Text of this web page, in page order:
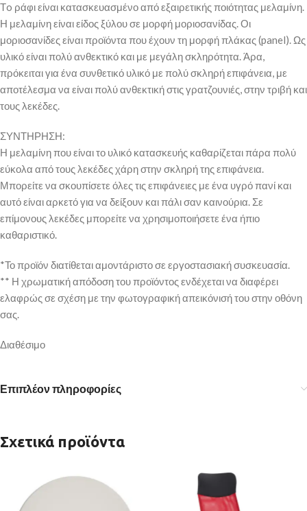
Τo ράφι είναι κατασκευασμένο από εξαιρετικής ποιότητας μελαμίνη.
Η μελαμίνη είναι είδος ξύλου σε μορφή μοριοσανίδας. Οι
μοριοσανίδες είναι προϊόντα που έχουν τη μορφή πλάκας (panel). Ως
υλικό είναι πολύ ανθεκτικό και με μεγάλη σκληρότητα. Άρα,
πρόκειται για ένα συνθετικό υλικό με πολύ σκληρή επιφάνεια, με
αποτέλεσμα να είναι πολύ ανθεκτική στις γρατζουνιές, στην τριβή και
τους λεκέδες.
ΣΥΝΤΗΡΗΣΗ:
Η μελαμίνη που είναι το υλικό κατασκευής καθαρίζεται πάρα πολύ
εύκολα από τους λεκέδες χάρη στην σκληρή της επιφάνεια.
Μπορείτε να σκουπίσετε όλες τις επιφάνειες με ένα υγρό πανί και
αυτό είναι αρκετό για να δείξουν και πάλι σαν καινούρια. Σε
επίμονους λεκέδες μπορείτε να χρησιμοποιήσετε ένα ήπιο
καθαριστικό.
*Το προϊόν διατίθεται αμοντάριστο σε εργοστασιακή συσκευασία.
** Η χρωματική απόδοση του προϊόντος ενδέχεται να διαφέρει
ελαφρώς σε σχέση με την φωτογραφική απεικόνισή του στην οθόνη
σας.
Διαθέσιμο
Επιπλέον πληροφορίες
Σχετικά προϊόντα